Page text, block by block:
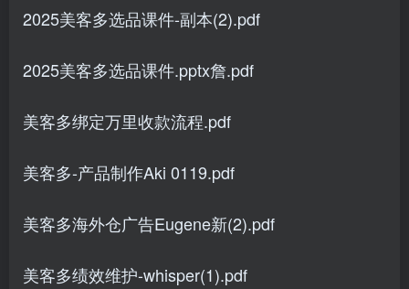
2025美客多选品课件-副本(2).pdf
2025美客多选品课件.pptx詹.pdf
美客多绑定万里收款流程.pdf
美客多-产品制作Aki 0119.pdf
美客多海外仓广告Eugene新(2).pdf
美客多绩效维护-whisper(1).pdf